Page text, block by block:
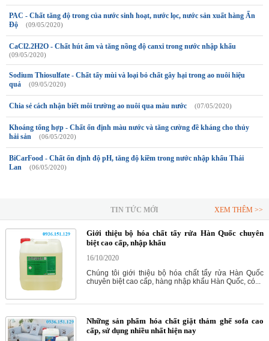
PAC - Chất tăng độ trong của nước sinh hoạt, nước lọc, nước sản xuất hàng Ấn
Độ
(09/05/2020)
CaCl2.2H2O - Chất hút ẩm và tăng nồng độ canxi trong nước nhập khẩu
(09/05/2020)
Sodium Thiosulfate - Chất tẩy mùi và loại bỏ chất gây hại trong ao nuôi hiệu
quả
(09/05/2020)
Chia sẻ cách nhận biết môi trường ao nuôi qua màu nước (07/05/2020)
Khoáng tổng hợp - Chất ổn định màu nước và tăng cường đề kháng cho thủy
hải sản
(06/05/2020)
BiCarFood - Chất ổn định độ pH, tăng độ kiềm trong nước nhập khẩu Thái
Lan
(06/05/2020)
TIN TỨC MỚI XEM THÊM >>
Giới thiệu bộ hóa chất tẩy rửa Hàn Quốc chuyên
biệt cao cấp, nhập khẩu
16/10/2020
Chúng tôi giới thiệu bộ hóa chất tẩy rửa Hàn Quốc
chuyên biệt cao cấp, hàng nhập khẩu Hàn Quốc, có...
Những sản phẩm hóa chất giặt thảm ghế sofa cao
cấp, sử dụng nhiều nhất hiện nay